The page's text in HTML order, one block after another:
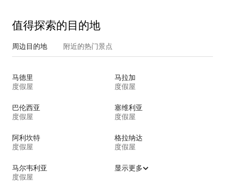
值得探索的目的地
周边目的地 附近的热门景点
马德里
度假屋
马拉加
度假屋
巴伦西亚
度假屋
塞维利亚
度假屋
阿利坎特
度假屋
格拉纳达
度假屋
马尔韦利亚
度假屋
显示更多